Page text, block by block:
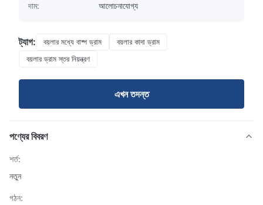
দাম:
আলোচনাযোগ্য
ট্যাগ: বয়লার মধ্যে বাষ্প ড্রাম
বয়লার কাদা ড্রাম
বয়লার ড্রাম স্তর নিয়ন্ত্রণ
এখন তদন্ত
পণ্যের বিবরণ
শর্ত:
নতুন
গঠন: